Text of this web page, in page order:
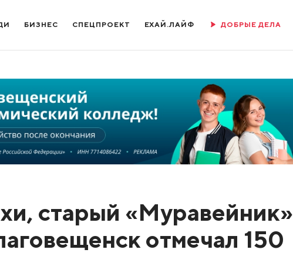
БИЗНЕС СПЕЦПРОЕКТ ЕХАЙ.ЛАЙФ ДОБРЫЕ ДЕЛА
старый «Муравейник»
отмечал 150